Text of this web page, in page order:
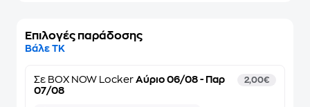
Επιλογές παράδοσης
Βάλε ΤΚ
Σε BOX NOW Locker Αύριο 06/08 - Παρ
07/08
2,00€